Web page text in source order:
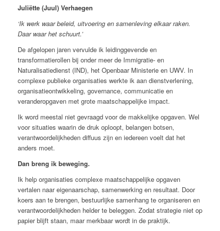
Juliëtte (Juul) Verhaegen
‘Ik werk waar beleid, uitvoering en samenleving elkaar raken.
Daar waar het schuurt.’
De afgelopen jaren vervulde ik leidinggevende en
transformatierollen bij onder meer de Immigratie- en
Naturalisatiedienst (IND), het Openbaar Ministerie en UWV. In
complexe publieke organisaties werkte ik aan dienstverlening,
organisatieontwikkeling, governance, communicatie en
veranderopgaven met grote maatschappelijke impact.
Ik word meestal niet gevraagd voor de makkelijke opgaven. Wel
voor situaties waarin de druk oploopt, belangen botsen,
verantwoordelijkheden diffuus zijn en iedereen voelt dat het
anders moet.
Dan breng ik beweging.
Ik help organisaties complexe maatschappelijke opgaven
vertalen naar eigenaarschap, samenwerking en resultaat. Door
koers aan te brengen, bestuurlijke samenhang te organiseren en
verantwoordelijkheden helder te beleggen. Zodat strategie niet op
papier blijft staan, maar merkbaar wordt in de praktijk.